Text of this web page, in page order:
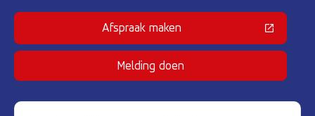
Afspraak maken(Deze link gaat naar een externe
Melding doen